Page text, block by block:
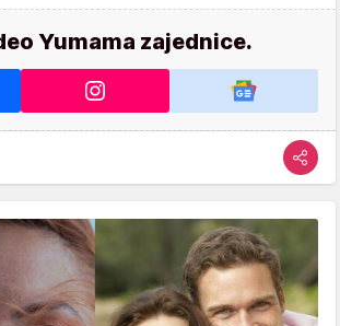
Yumama zajednice.